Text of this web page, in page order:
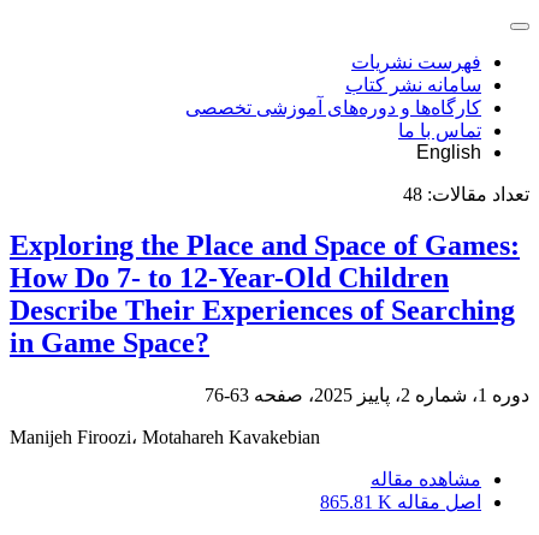
فهرست نشریات
سامانه نشر کتاب
کارگاه‌ها و دوره‌های آموزشی تخصصی
تماس با ما
English
تعداد مقالات: 48
Exploring the Place and Space of Games:
How Do 7- to 12-Year-Old Children
Describe Their Experiences of Searching
in Game Space?
دوره 1، شماره 2، پاییز 2025، صفحه 63-76
Manijeh Firoozi، Motahareh Kavakebian
مشاهده مقاله
اصل مقاله 865.81 K